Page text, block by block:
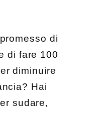
di
di fare 100
diminuire
Hai
sudare,